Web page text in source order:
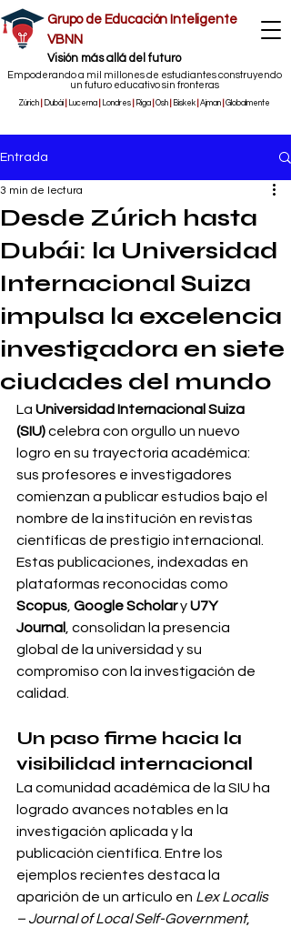
Grupo de Educación Inteligente
VBNN
​Visión más allá del futuro
Empoderando a mil millones de estudiantes construyendo
un futuro educativo sin fronteras
Zúrich Dubái Lucerna Londres Riga Osh Biskek Ajman Globalmente
Entrada
Desde Zúrich hasta
Dubái: la Universidad
Internacional Suiza
impulsa la excelencia
investigadora en siete
ciudades del mundo
3 min de lectura
La Universidad Internacional Suiza
(SIU) celebra con orgullo un nuevo
logro en su trayectoria académica:
sus profesores e investigadores
comienzan a publicar estudios bajo el
nombre de la institución en revistas
científicas de prestigio internacional.
Estas publicaciones, indexadas en
plataformas reconocidas como
Scopus Google Scholar y U7Y
Journal
, consolidan la presencia
global de la universidad y su
compromiso con la investigación de
calidad.
Un paso firme hacia la
visibilidad internacional
La comunidad académica de la SIU ha
logrado avances notables en la
investigación aplicada y la
publicación científica. Entre los
ejemplos recientes destaca la
aparición de un artículo en Lex Localis
– Journal of Local Self-Government,